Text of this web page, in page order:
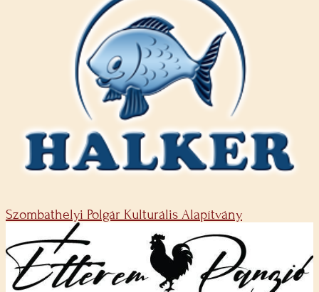
Szombathelyi Polgár Kulturális Alapítvány